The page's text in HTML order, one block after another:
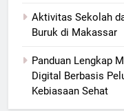
Aktivitas Sekolah
Buruk di Makassar
Panduan Lengkap
Digital Berbasis
Kebiasaan Sehat